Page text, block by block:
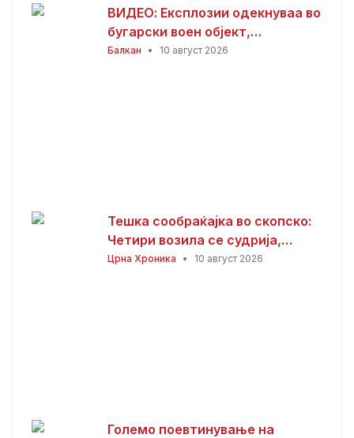
ВИДЕО: Експлозии одекнуваа во
бугарски воен објект,
евакуирани 300 работници
Балкан • 10 август 2026
Тешка сообраќајка во скопско:
Четири возила се судрија,
седум лица повредени
Црна Хроника • 10 август 2026
Големо поевтинување на